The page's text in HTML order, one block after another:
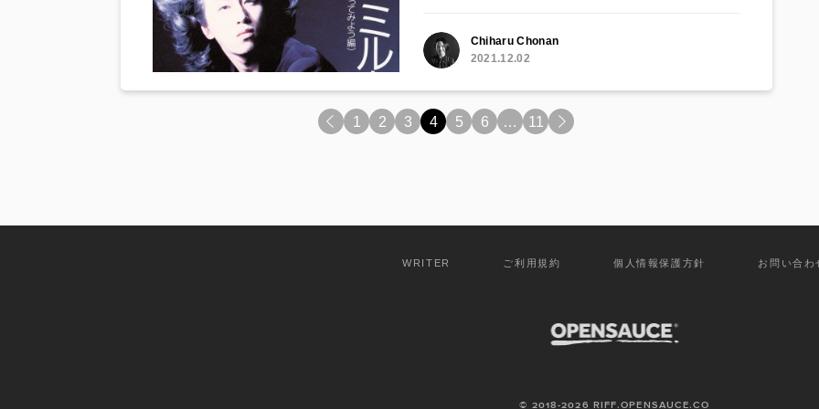
Chiharu Chonan
2021.12.02
< 1 2 3 4 5 6 … 11 >
WRITER ご利用規約 個人情報保護方針 お問い合わ
© 2018-2026 RIFF.OPENSAUCE.CO